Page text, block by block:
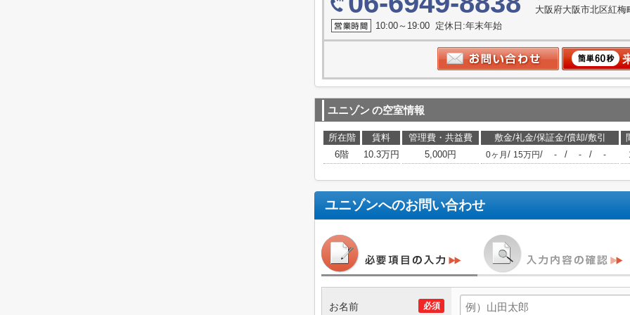
大阪府大阪市北区紅
10:00～19:00 定休日:年末年始
ユニゾンの空室情報
所在階 賃料 管理費・共益費 敷金/礼金/保証金/償却/敷引
6階
10.3万円 5,000円 0ヶ月 / 15万円/ - / - / -
ユニゾンへのお問い合わせ
必須
お名前